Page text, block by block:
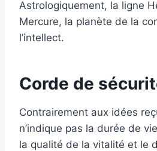
Astrologiquement, la ligne
Mercure, la planète de la
l’intellect.
Corde de
Contrairement aux idées
n’indique pas la durée de
la qualité de la vitalité et le